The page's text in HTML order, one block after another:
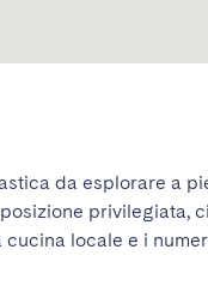
da esplorare a
privilegiata,
cucina locale e i